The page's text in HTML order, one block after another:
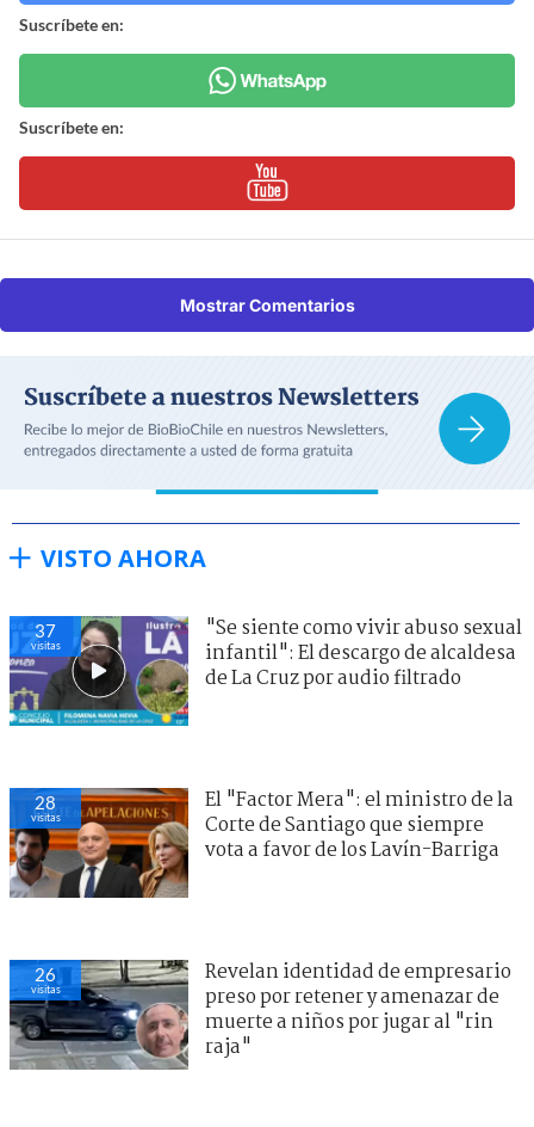
Suscríbete en:
Suscríbete en:
Mostrar Comentarios
VISTO AHORA
37
visitas
"Se siente como vivir abuso sexual
infantil": El descargo de alcaldesa
de La Cruz por audio filtrado
28
visitas
El "Factor Mera": el ministro de la
Corte de Santiago que siempre
vota a favor de los Lavín-Barriga
26
visitas
Revelan identidad de empresario
preso por retener y amenazar de
muerte a niños por jugar al "rin
raja"